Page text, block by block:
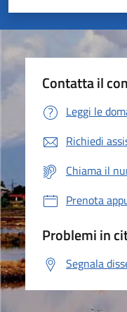
Valuta
Valuta 4
Valuta 3 stelle
Valuta 2 stelle su 5
Valuta 1 stelle su 5
Contatta il
Leggi le
Richiedi
Chiama il
Prenota
Problemi in
Segnala